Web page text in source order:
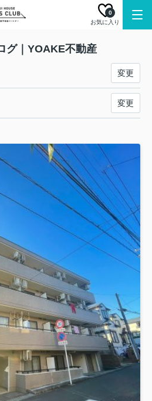
お気に入り
0
グ｜YOAKE不動産
変更
変更